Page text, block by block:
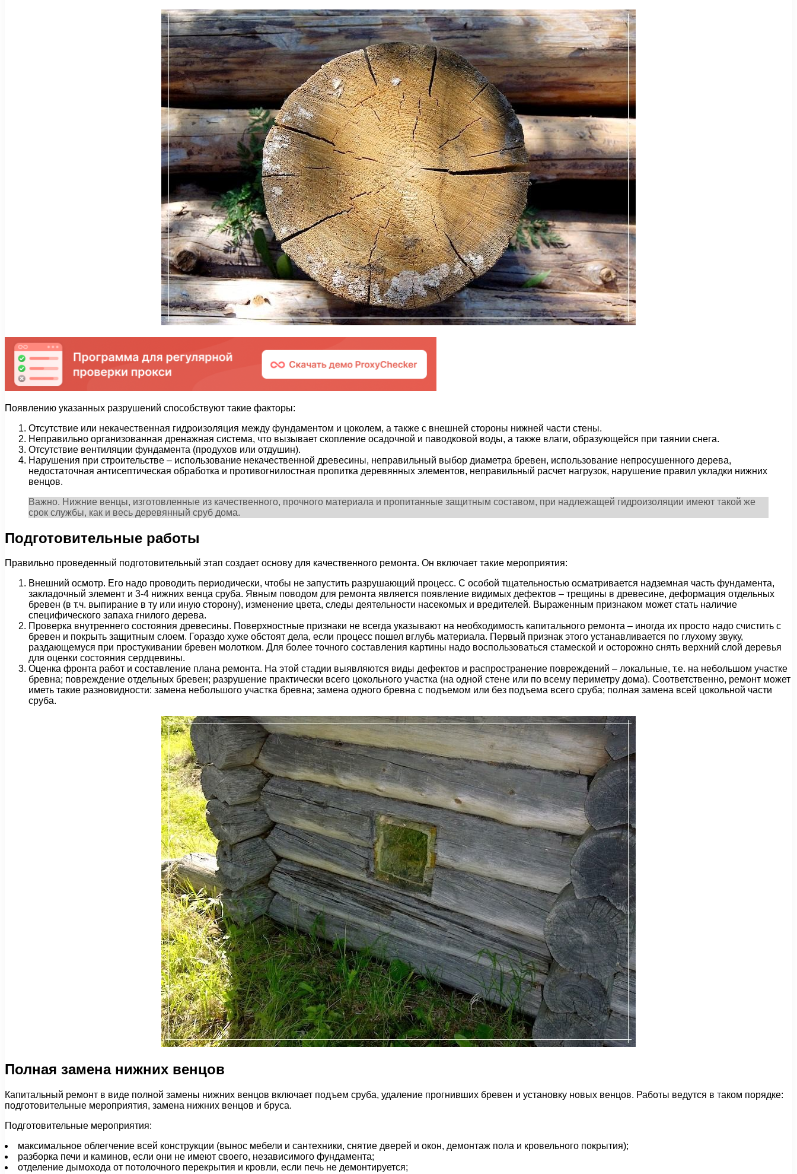
Появлению указанных разрушений способствуют такие факторы:
Отсутствие или некачественная гидроизоляция между фундаментом и цоколем, а также с внешней стороны нижней части стены.
Неправильно организованная дренажная система, что вызывает скопление осадочной и паводковой воды, а также влаги, образующейся при таянии снега.
Отсутствие вентиляции фундамента (продухов или отдушин).
Нарушения при строительстве – использование некачественной древесины, неправильный выбор диаметра бревен, использование непросушенного дерева,
недостаточная антисептическая обработка и противогнилостная пропитка деревянных элементов, неправильный расчет нагрузок, нарушение правил укладки нижних
венцов.
Важно. Нижние венцы, изготовленные из качественного, прочного материала и пропитанные защитным составом, при надлежащей гидроизоляции имеют такой же
срок службы, как и весь деревянный сруб дома.
Подготовительные работы
Правильно проведенный подготовительный этап создает основу для качественного ремонта. Он включает такие мероприятия:
Внешний осмотр. Его надо проводить периодически, чтобы не запустить разрушающий процесс. С особой тщательностью осматривается надземная часть фундамента,
закладочный элемент и 3-4 нижних венца сруба. Явным поводом для ремонта является появление видимых дефектов – трещины в древесине, деформация отдельных
бревен (в т.ч. выпирание в ту или иную сторону), изменение цвета, следы деятельности насекомых и вредителей. Выраженным признаком может стать наличие
специфического запаха гнилого дерева.
Проверка внутреннего состояния древесины. Поверхностные признаки не всегда указывают на необходимость капитального ремонта – иногда их просто надо счистить с
бревен и покрыть защитным слоем. Гораздо хуже обстоят дела, если процесс пошел вглубь материала. Первый признак этого устанавливается по глухому звуку,
раздающемуся при простукивании бревен молотком. Для более точного составления картины надо воспользоваться стамеской и осторожно снять верхний слой деревья
для оценки состояния сердцевины.
Оценка фронта работ и составление плана ремонта. На этой стадии выявляются виды дефектов и распространение повреждений – локальные, т.е. на небольшом участке
бревна; повреждение отдельных бревен; разрушение практически всего цокольного участка (на одной стене или по всему периметру дома). Соответственно, ремонт может
иметь такие разновидности: замена небольшого участка бревна; замена одного бревна с подъемом или без подъема всего сруба; полная замена всей цокольной части
сруба.
Полная замена нижних венцов
Капитальный ремонт в виде полной замены нижних венцов включает подъем сруба, удаление прогнивших бревен и установку новых венцов. Работы ведутся в таком порядке:
подготовительные мероприятия, замена нижних венцов и бруса.
Подготовительные мероприятия:
максимальное облегчение всей конструкции (вынос мебели и сантехники, снятие дверей и окон, демонтаж пола и кровельного покрытия);
разборка печи и каминов, если они не имеют своего, независимого фундамента;
отделение дымохода от потолочного перекрытия и кровли, если печь не демонтируется;